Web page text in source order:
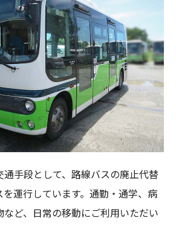
手段として、路線バスの廃止代替
運行しています。通勤・通学、病
ど、日常の移動にご利用いただい